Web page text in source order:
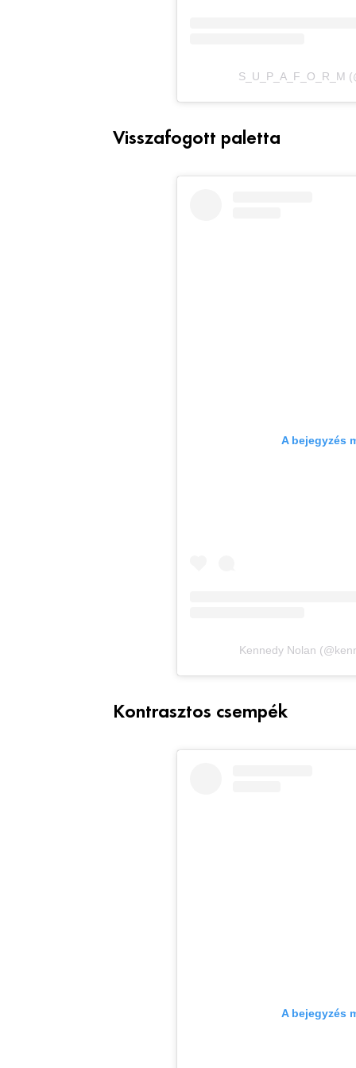
S_U_P_A_F_O_R_M
Visszafogott paletta
A bejegyzés
Kennedy Nolan
Kontrasztos csempék
A bejegyzés